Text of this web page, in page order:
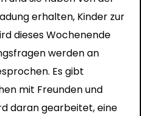
erhalten, Kinder zur
dieses Wochenende
werden an
Es gibt
mit Freunden und
daran gearbeitet, eine